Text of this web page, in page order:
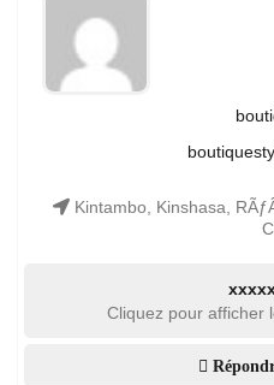
Kintambo, Kinshasa,
Cliquez pour afficher